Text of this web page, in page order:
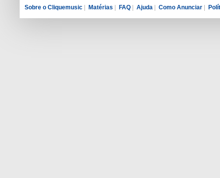
Sobre o Cliquemusic Matérias FAQ Ajuda Como Anunciar